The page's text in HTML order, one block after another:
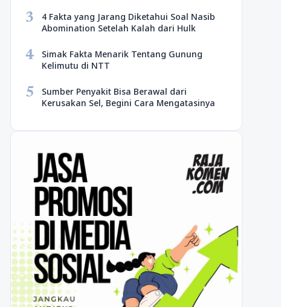
3
4 Fakta yang Jarang Diketahui Soal Nasib
Abomination Setelah Kalah dari Hulk
4
Simak Fakta Menarik Tentang Gunung
Kelimutu di NTT
5
Sumber Penyakit Bisa Berawal dari
Kerusakan Sel, Begini Cara Mengatasinya